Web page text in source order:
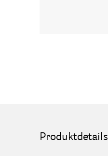
Produktdetails